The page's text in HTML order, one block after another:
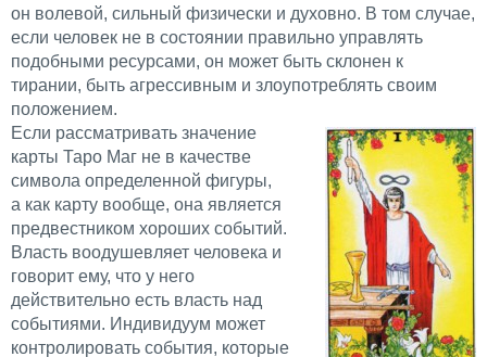
он волевой, сильный физически и духовно. В том случае,
если человек не в состоянии правильно управлять
подобными ресурсами, он может быть склонен к
тирании, быть агрессивным и злоупотреблять своим
положением.
Если рассматривать значение
карты Таро Маг не в качестве
символа определенной фигуры,
а как карту вообще, она является
предвестником хороших событий.
Власть воодушевляет человека и
говорит ему, что у него
действительно есть власть над
событиями. Индивидуум может
контролировать события, которые